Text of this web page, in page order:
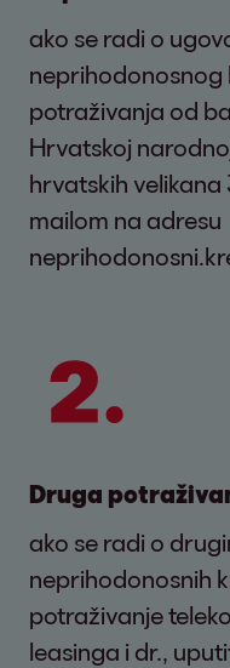
ako se radi o
potraživanja od
Hrvatskoj
hrvatskih velikana
mailom na adresu
Druga
ako se radi o
neprihodonosnih
potraživanje
leasinga i dr.,